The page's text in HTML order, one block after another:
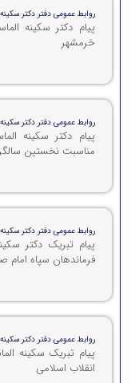
روابط عمومی دفتر دکتر
پیام دکتر سکینه
خرمشهر
روابط عمومی دفتر دکتر
پیام دکتر سکینه
مناسبت نخستین
روابط عمومی دفتر دکتر
پیام تبریک دکتر
فرماندهان سپاه امام
روابط عمومی دفتر دکتر
پیام تبریک سکینه
انقلاب اسلامی